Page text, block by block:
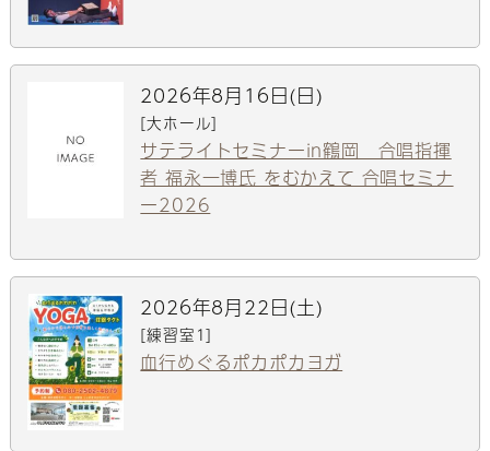
2026年8月16日(日)
[大ホール]
サテライトセミナーin鶴岡 合唱指揮
者 福永一博氏 をむかえて 合唱セミナ
ー2026
2026年8月22日(土)
[練習室1]
血行めぐるポカポカヨガ